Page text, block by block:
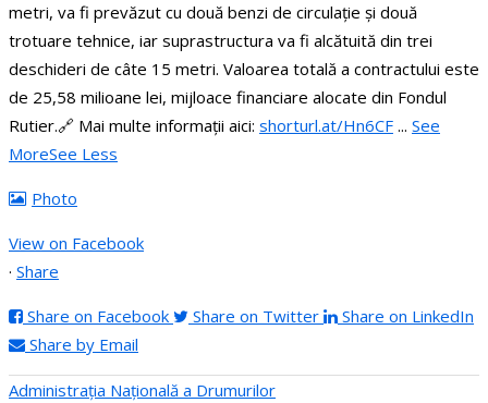
metri, va fi prevăzut cu două benzi de circulație și două
trotuare tehnice, iar suprastructura va fi alcătuită din trei
deschideri de câte 15 metri. Valoarea totală a contractului este
de 25,58 milioane lei, mijloace financiare alocate din Fondul
Rutier.🔗 Mai multe informații aici: shorturl.at/Hn6CF ... See
MoreSee Less
Photo
View on Facebook
· Share
Share on Facebook Share on Twitter
Share on LinkedIn
Share by Email
Administraţia Națională a Drumurilor